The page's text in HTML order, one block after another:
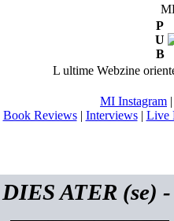
P
U
B
L ultime Webzine
MI Instagram
Book Reviews| Interviews| Live
DIES ATER (se)